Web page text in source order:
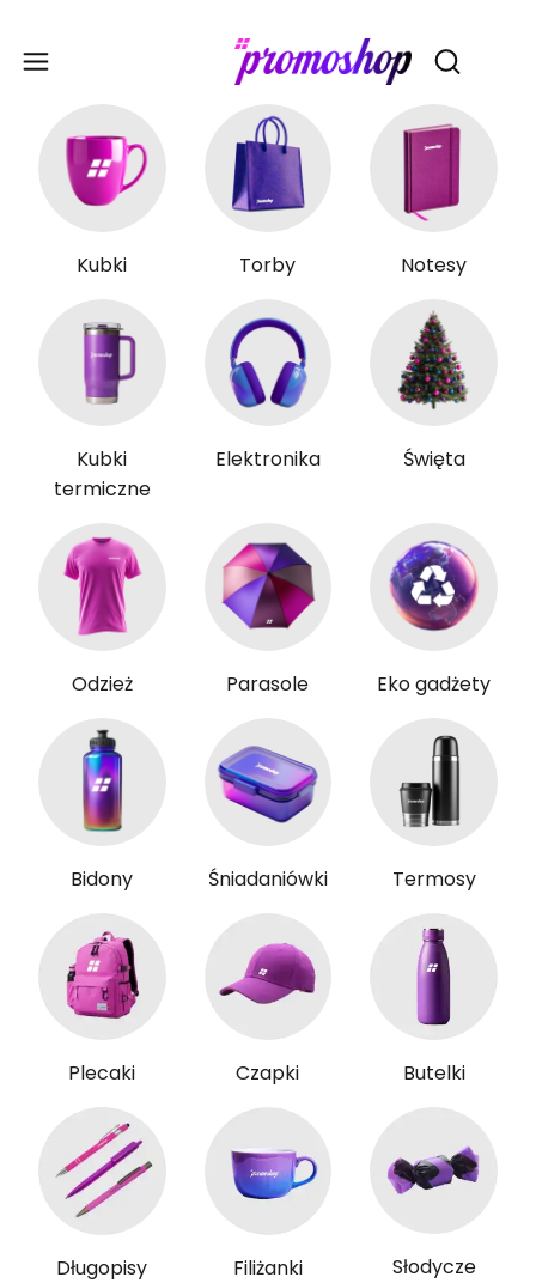
Otwórz
Kubki Torby Notesy
Kubki
termiczne
Elektronika Święta
Odzież Parasole Eko gadżety
Bidony Śniadaniówki Termosy
Plecaki Czapki Butelki
Długopisy Filiżanki Słodycze